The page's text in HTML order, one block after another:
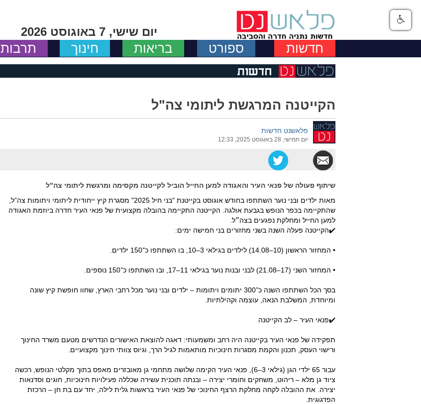
יום שישי, 7 באוגוסט 2026
חדשות ספורט בריאות חינוך תרבות
הקייטנה המרגשת ליתומי צה"ל
פלאשנט חדשות
יום חמישי, 28 באוגוסט 2025, 12:33
שיתוף פעולה של פנאי העיר והאגודה למען החייל הוביל לקייטנה מקסימה ומרגשת ליתומי צה"ל
מאות ילדים ובני נוער השתתפו בחודש אוגוסט בקייטנת "בני חיל 2025" מסגרת קיץ ייחודית ליתומי ויתומות צה”ל,
שהתקיימה בכפר הנופש בגבעת אולגה. הקייטנה התקיימה בהובלה מקצועית של פנאי העיר חדרה ביוזמת האגודה
למען החייל ומחלקת נפגעים בצה״ל.
✔️הקייטנה פעלה השנה בשני מחזורים בני חמישה ימים:
• המחזור הראשון (10–14.08) לילדים בגילאי 3–10, בו השתתפו כ־150 ילדים.
• המחזור השני (17–21.08) לבני ובנות נוער בגילאי 11–17, ובו השתתפו כ־150 נוספים.
בסך הכל השתתפו השנה כ־300 יתומים ויתומות – ילדים ובני נוער מכל רחבי הארץ, שחוו חופשת קיץ שונה
ומיוחדת, המשלבת הנאה, עוצמה וקהילתיות.
✔️פנאי העיר – לב הקייטנה
תפקידה של פנאי העיר בקייטנה היה רחב ומשמעותי: דאגה להוצאת האישורים הנדרשים מטעם משרד החינוך
ורישוי העסק, תכנון והקמת מסגרות חינוכיות מותאמות לגיל הרך, וגיוס צוותי חינוך מקצועיים.
עבור 65 ילדי הגן (גילאי 3–6), פנאי העיר הקימה שלושה מתחמי גן מאובזרים מאפס בתוך מקלטי הנופש, רכשה
ציוד גן מלא – ריהוט, משחקים וחומרי יצירה – ובנתה תוכנית עשירה שכללה פעילויות חינוכיות, חוגים וסדנאות
יצירה. את ההובלה לקחה מחלקת הרצף החינוכי של פנאי העיר בראשות גלית לילה, יחד עם בת חן – הרכזת
הפדגוגית.